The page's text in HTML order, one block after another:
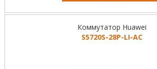
Коммутатор Huawei
S5720S-28P-LI-AC